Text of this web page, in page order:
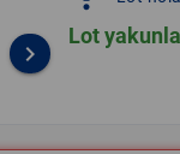
keyboard_arrow_right
Lot